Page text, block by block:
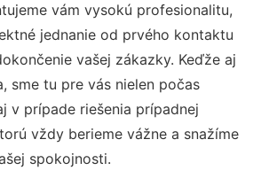
vám vysokú profesionalitu,
jednanie od prvého kontaktu
vašej zákazky. Keďže aj
sme tu pre vás nielen počas
v prípade riešenia prípadnej
vždy berieme vážne a snažíme
spokojnosti.